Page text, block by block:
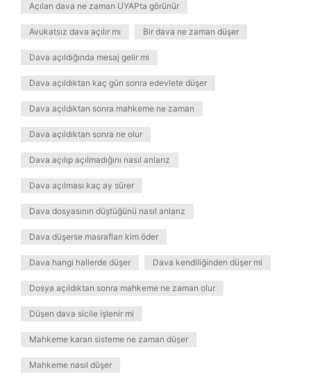
Açılan dava ne zaman UYAPta görünür
Avukatsız dava açılır mı Bir dava ne zaman düşer
Dava açıldığında mesaj gelir mi
Dava açıldıktan kaç gün sonra edevlete düşer
Dava açıldıktan sonra mahkeme ne zaman
Dava açıldıktan sonra ne olur
Dava açılıp açılmadığını nasıl anlarız
Dava açılması kaç ay sürer
Dava dosyasının düştüğünü nasıl anlarız
Dava düşerse masrafları kim öder
Dava hangi hallerde düşer Dava kendiliğinden düşer mi
Dosya açıldıktan sonra mahkeme ne zaman olur
Düşen dava sicile işlenir mi
Mahkeme kararı sisteme ne zaman düşer
Mahkeme nasıl düşer